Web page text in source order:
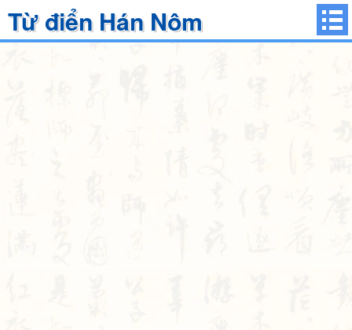
Từ điển Hán Nôm